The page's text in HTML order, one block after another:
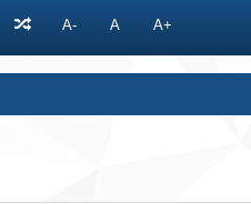
A- A A+